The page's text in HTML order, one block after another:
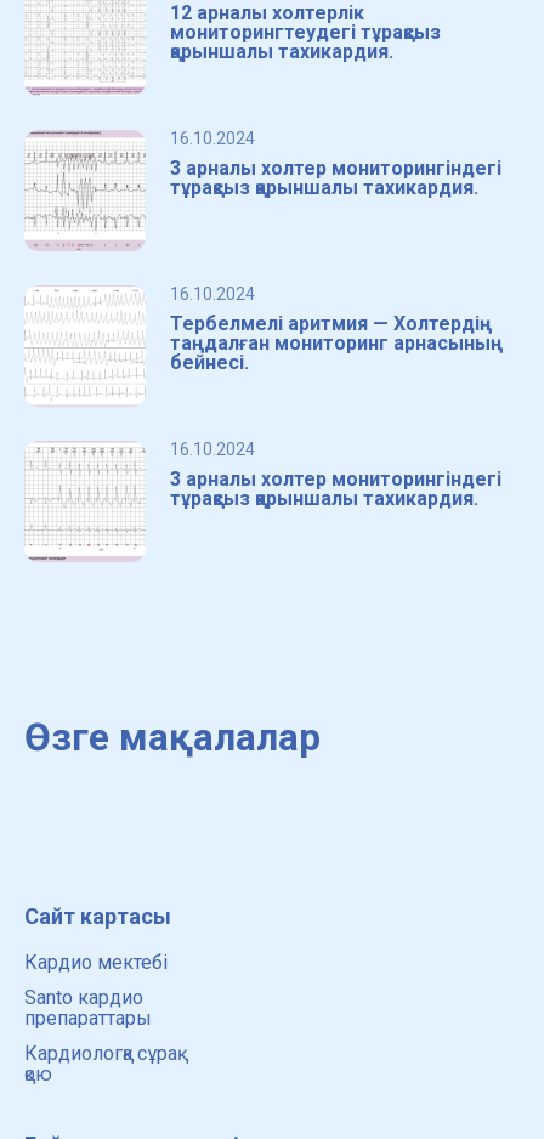
12 арналы холтерлік
мониторингтеудегі тұрақсыз
қарыншалы тахикардия.
16.10.2024
3 арналы холтер мониторингіндегі
тұрақсыз қарыншалы тахикардия.
16.10.2024
Тербелмелі аритмия — Холтердің
таңдалған мониторинг арнасының
бейнесі.
16.10.2024
3 арналы холтер мониторингіндегі
тұрақсыз қарыншалы тахикардия.
Өзге мақалалар
Сайт картасы
Кардио мектебі
Santo кардио
препараттары
Кардиологқа сұрақ
қою